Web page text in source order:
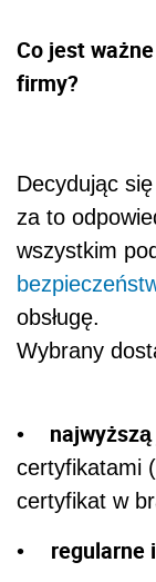
Co jest
firmy?
Decydując
za to
wszystkim
obsługę.
Wybrany
•
certyfikatami
certyfikat w
• regularne